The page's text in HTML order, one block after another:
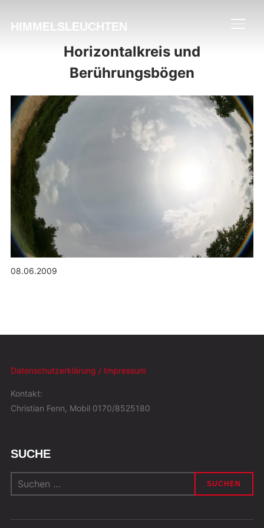
HIMMELSLEUCHTEN
Horizontalkreis und
Berührungsbögen
08.06.2009
Datenschutzerklärung / Impressum
Kontakt:
Christian Fenn, Mobil 0170/8525180
SUCHE
Suchen
nach: